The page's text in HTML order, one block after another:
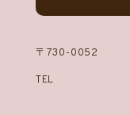
〒730-0052
TEL